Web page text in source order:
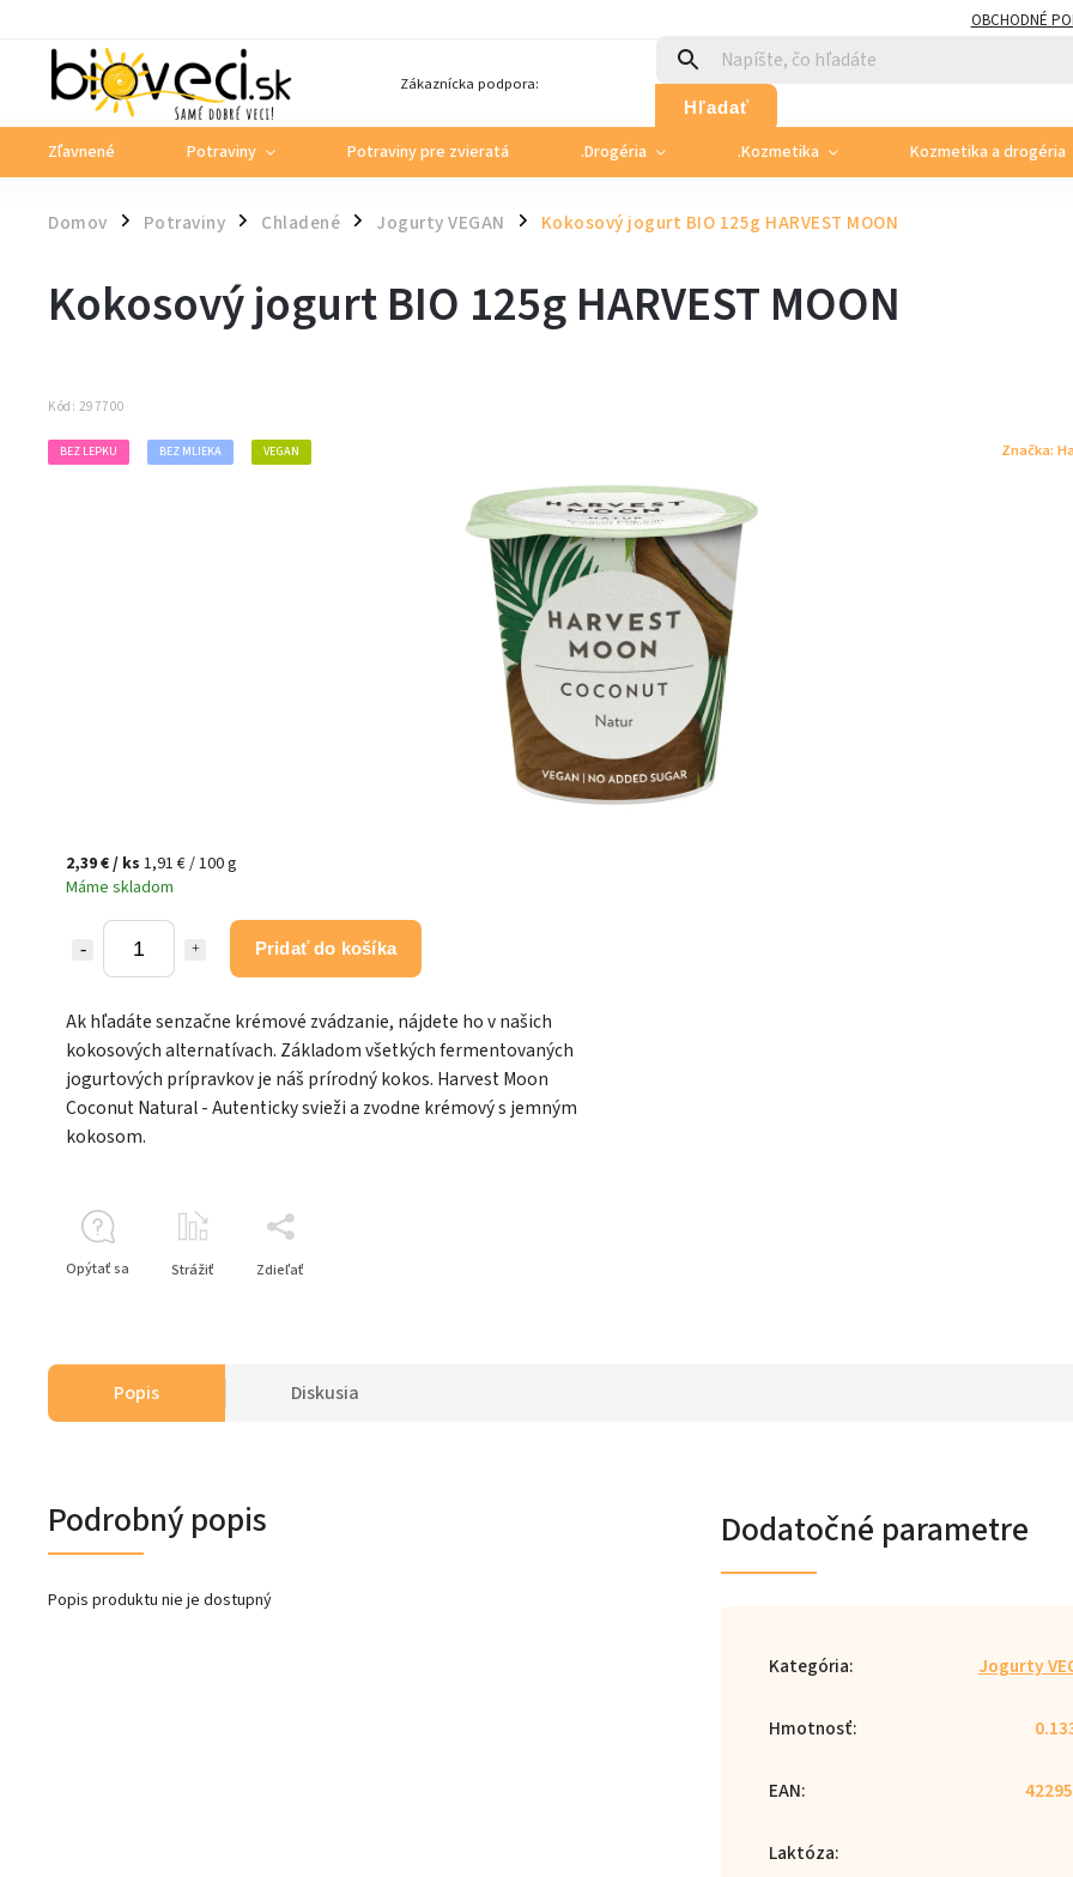
OBCHODNÉ
Zákaznícka podpora:
Hľadať
Zľavnené Potraviny Potraviny pre zvieratá .Drogéria .Kozmetika Kozmetika a drogéria
Domov / Potraviny / Chladené / Jogurty VEGAN / Kokosový jogurt BIO 125g HARVEST MOON
Kokosový jogurt BIO 125g HARVEST MOON
Kód: 297700
BEZ LEPKU BEZ MLIEKA VEGAN Značka:
2,39 €/ ks 1,91 € / 100 g
Máme skladom
Pridať do košíka
Ak hľadáte senzačne krémové zvádzanie, nájdete ho v našich
kokosových alternatívach. Základom všetkých fermentovaných
jogurtových prípravkov je náš prírodný kokos. Harvest Moon
Coconut Natural - Autenticky svieži a zvodne krémový s jemným
kokosom.
Opýtať sa Strážiť Zdieľať
Popis Diskusia
Podrobný popis
Popis produktu nie je dostupný
Dodatočné parametre
Kategória: Jogurty
Hmotnosť:
EAN:
Laktóza: